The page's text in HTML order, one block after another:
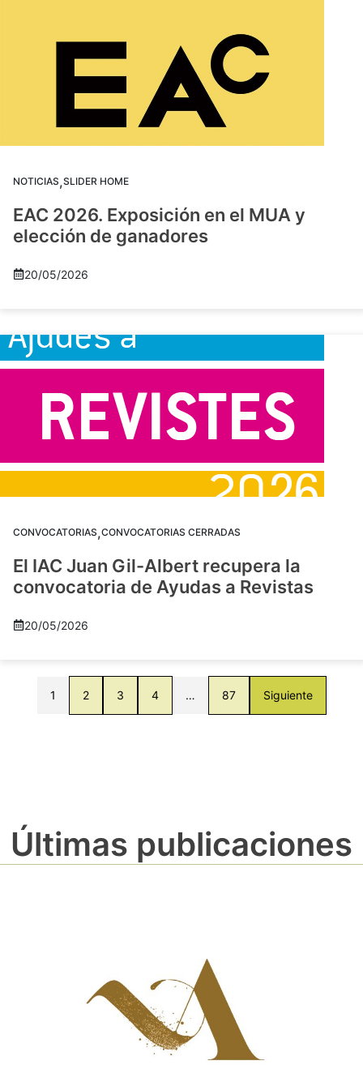
NOTICIAS,SLIDER HOME
EAC 2026. Exposición en el MUA y
elección de ganadores
20/05/2026
CONVOCATORIAS,CONVOCATORIAS CERRADAS
El IAC Juan Gil-Albert recupera la
convocatoria de Ayudas a Revistas
20/05/2026
1 2 3 4 … 87 Siguiente
Últimas publicaciones